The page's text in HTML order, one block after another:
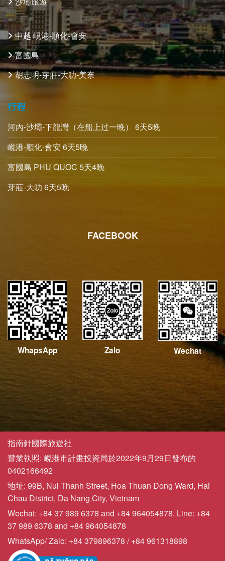
中越 峴港-順化-會安
富國島
胡志明-芽莊-大叻-美奈
行程
河內-沙壩-下龍灣（在船上过一晚） 6天5晚
峴港-順化-會安 6天5晚
富國島 PHU QUOC 5天4晚
芽莊-大叻 6天5晚
FACEBOOK
WhapsApp Zalo Wechat
指南針國際旅遊社
營業執照: 峴港市計畫投資局於2022年9月29日發布的
0402166492
地址: 99B, Nui Thanh Street, Hoa Thuan Dong Ward, Hai
Chau District, Da Nang City, Vietnam
Wechat: +84 37 989 6378 and +84 964054878. Line: +84
37 989 6378 and +84 964054878
WhatsApp/ Zalo: +84 379896378 / +84 961318898